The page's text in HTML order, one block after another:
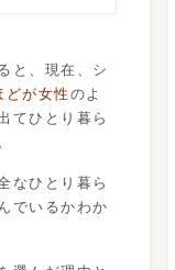
と、現在、シ
どが女性のよ
てひとり暮ら
なひとり暮ら
でいるかわか